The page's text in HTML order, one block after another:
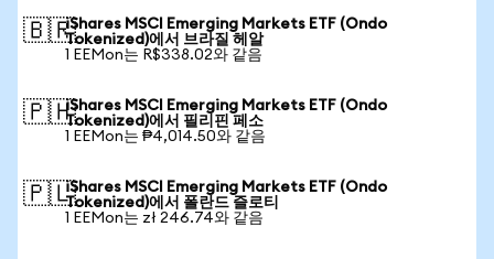
🇧🇷iShares MSCI Emerging Markets ETF (Ondo
Tokenized)에서 브라질 헤알
1 EEMon는 R$338.02와 같음
🇵🇭iShares MSCI Emerging Markets ETF (Ondo
Tokenized)에서 필리핀 페소
1 EEMon는 ₱4,014.50와 같음
🇵🇱iShares MSCI Emerging Markets ETF (Ondo
Tokenized)에서 폴란드 즐로티
1 EEMon는 zł 246.74와 같음